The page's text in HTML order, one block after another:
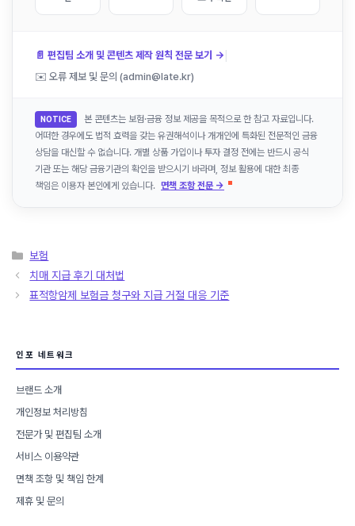
📄 편집팀 소개 및 콘텐츠 제작 원칙 전문 보기 → |
✉️ 오류 제보 및 문의 (admin@late.kr)
NOTICE
본 콘텐츠는 보험·금융 정보 제공을 목적으로 한 참고 자료입니다.
어떠한 경우에도 법적 효력을 갖는 유권해석이나 개개인에 특화된 전문적인 금융
상담을 대신할 수 없습니다. 개별 상품 가입이나 투자 결정 전에는 반드시 공식
기관 또는 해당 금융기관의 확인을 받으시기 바라며, 정보 활용에 대한 최종
책임은 이용자 본인에게 있습니다. 면책 조항 전문 →
카
테
리
보험
치매 지급 후기 대처법
표적항암제 보험금 청구와 지급 거절 대응 기준
인포 네트워크
브랜드 소개
개인정보 처리방침
전문가 및 편집팀 소개
서비스 이용약관
면책 조항 및 책임 한계
제휴 및 문의